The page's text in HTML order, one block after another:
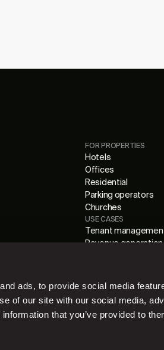
ads, to provide social media
of our site with our social media,
that you’ve provided to
FOR PROPERTIES
Hotels
Offices
Residential
Parking operators
Churches
USE CASES
Tenant
Revenue generation